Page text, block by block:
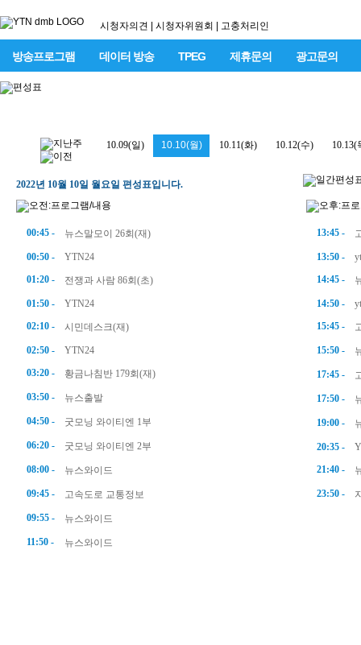
시청자의견 시청자위원회 고충처리인
방송프로그램 데이터 방송 TPEG 제휴문의 광고문의
10.09(일) 10.10(월) 10.11(화) 10.12(수) 10.13(
2022년 10월 10일 월요일 편성표입니다.
00:45 - 뉴스말모이 26회(재)
00:50 -
YTN24
01:20 -
전쟁과 사람 86회(초)
01:50 -
YTN24
02:10 -
시민데스크(재)
02:50 -
YTN24
03:20 -
황금나침반 179회(재)
03:50 - 뉴스출발
04:50 - 굿모닝 와이티엔 1부
06:20 - 굿모닝 와이티엔 2부
08:00 - 뉴스와이드
09:45 - 고속도로 교통정보
09:55 - 뉴스와이드
11:50 - 뉴스와이드
13:45 -
13:50 -
14:45 -
14:50 -
15:45 -
15:50 -
17:45 -
17:50 -
19:00 -
20:35 -
21:40 -
23:50 -